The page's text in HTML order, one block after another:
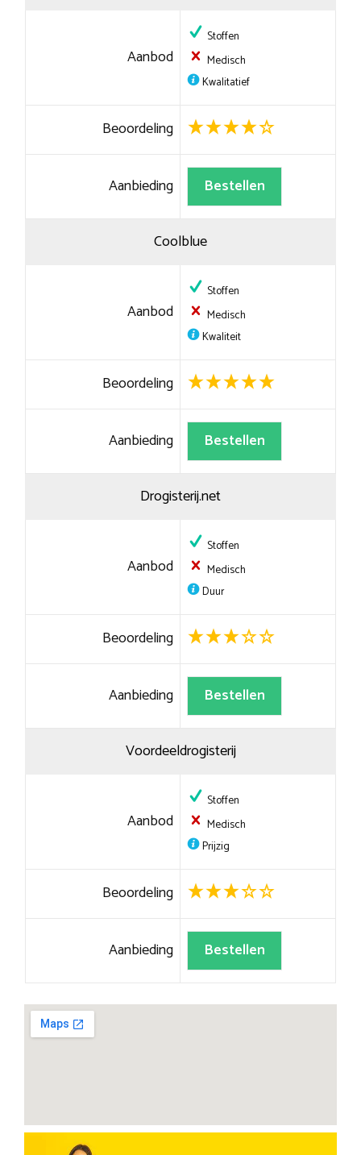
Aanbod
Stoffen
Medisch
Kwalitatief
Beoordeling
Aanbieding Bestellen
Coolblue
Aanbod
Stoffen
Medisch
Kwaliteit
Beoordeling
Aanbieding Bestellen
Drogisterij.net
Aanbod
Stoffen
Medisch
Duur
Beoordeling
Aanbieding Bestellen
Voordeeldrogisterij
Aanbod
Stoffen
Medisch
Prijzig
Beoordeling
Aanbieding Bestellen